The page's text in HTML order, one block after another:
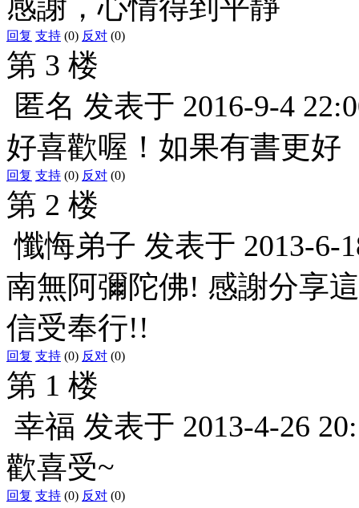
感謝，心情得到平靜
回复 支持 (0) 反对 (0)
第 3 楼
匿名 发表于 2016-9-4
好喜歡喔！如果有書更好
回复 支持 (0) 反对 (0)
第 2 楼
懺悔弟子 发表于 2013-6-
南無阿彌陀佛! 感謝分享
信受奉行!!
回复 支持 (0) 反对 (0)
第 1 楼
幸福 发表于 2013-4-26
歡喜受~
回复 支持 (0) 反对 (0)